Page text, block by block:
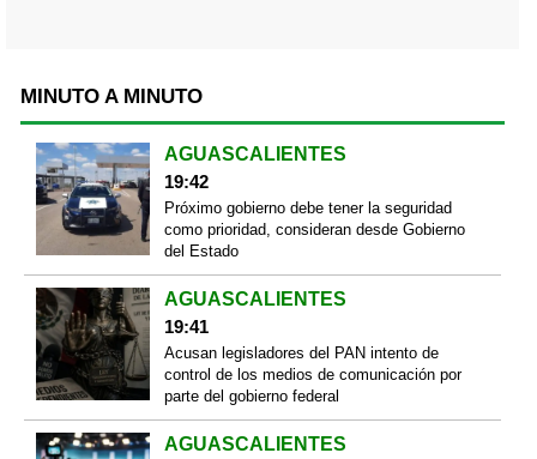
MINUTO A MINUTO
AGUASCALIENTES
19:42
Próximo gobierno debe tener la seguridad
como prioridad, consideran desde Gobierno
del Estado
AGUASCALIENTES
19:41
Acusan legisladores del PAN intento de
control de los medios de comunicación por
parte del gobierno federal
AGUASCALIENTES